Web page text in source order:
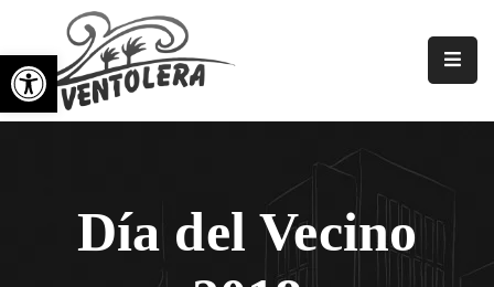
Principal
VecinalesDía del Vecino
Abrir barra de herramientas